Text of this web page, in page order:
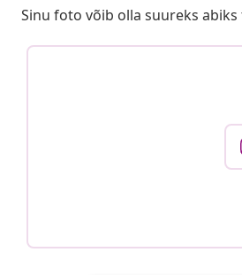
Sinu foto võib olla suureks